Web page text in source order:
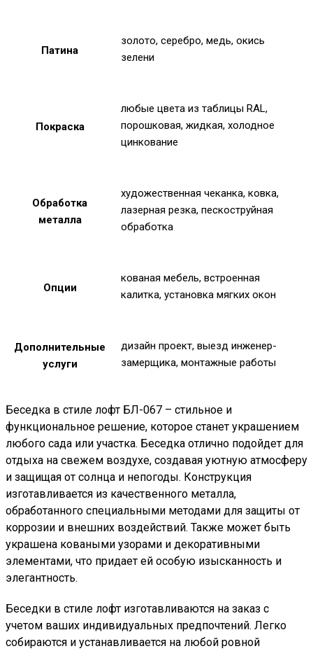
Патина
золото, серебро, медь, окись
зелени
Покраска
любые цвета из таблицы RAL,
порошковая, жидкая, холодное
цинкование
Обработка
металла
художественная чеканка, ковка,
лазерная резка, пескоструйная
обработка
Опции
кованая мебель, встроенная
калитка, установка мягких окон
Дополнительные
услуги
дизайн проект, выезд инженер-
замерщика, монтажные работы
Беседка в стиле лофт БЛ-067 – стильное и
функциональное решение, которое станет украшением
любого сада или участка. Беседка отлично подойдет для
отдыха на свежем воздухе, создавая уютную атмосферу
и защищая от солнца и непогоды. Конструкция
изготавливается из качественного металла,
обработанного специальными методами для защиты от
коррозии и внешних воздействий. Также может быть
украшена коваными узорами и декоративными
элементами, что придает ей особую изысканность и
элегантность.
Беседки в стиле лофт изготавливаются на заказ с
учетом ваших индивидуальных предпочтений. Легко
собираются и устанавливается на любой ровной